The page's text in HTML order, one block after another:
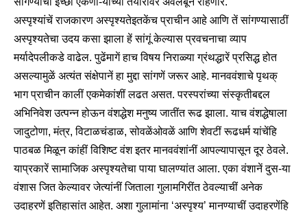
अस्पृश्यांचें राजकारण अस्पृश्यतेइतकेंच प्राचीन आहे आणि तें सांगण्यासाठीं
अस्पृश्यतेचा उदय कसा झाला हें सांगूं केल्यास प्रवचनाचा व्याप
मर्यादेपलीकडे वाढेल. पुढेंमागें हाच विषय निराळ्या ग्रंथद्धारें प्रसिद्ध होत
असल्यामुळें अत्यंत संक्षेपानें हा मुद्दा सांगणें जरूर आहे. मानववंशाचे पृथक्
भाग प्राचीन कालीं एकमेकांशीं लढत असत. परस्परांच्या संस्कृतीबद्दल
अभिनिवेश उत्पन्न होऊन वंशद्धेश मनुष्य जातींत रूढ झाला. याच वंशद्धेषाला
जादुटोणा, मंत्र, विटाळचंडाळ, सोवळेंओवळें आणि शेवटीं रूढधर्म यांचेंहि
पाठबळ मिळून कांहीं विशिष्ट वंश इतर मानववंशांनीं आपल्यापासून दूर ठेवले.
याप्रकारें सामाजिक अस्पृश्यतेचा पाया घालण्यांत आला. एका वंशानें दुस-या
वंशास जित केल्यावर जेत्यांनीं जिताला गुलामगिरींत ठेवल्याचीं अनेक
उदाहरणें इतिहासांत आहेत. अशा गुलामांना ‘अस्पृश्य’ मानण्याचीं उदाहरणेंहि